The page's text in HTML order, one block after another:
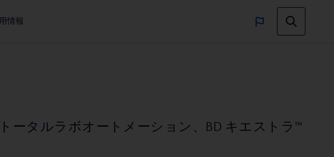
情報
ータルラボオートメーション、BD キエストラ™